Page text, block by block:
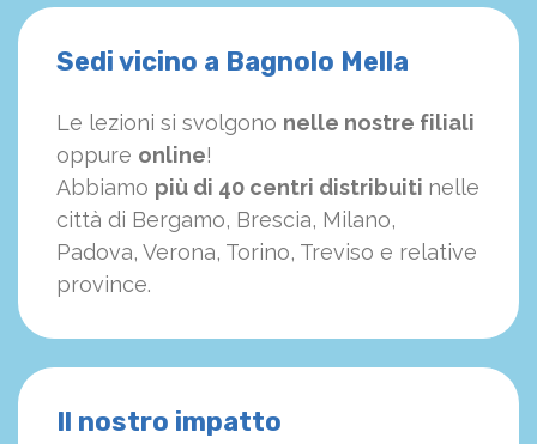
Sedi vicino a Bagnolo Mella
Le lezioni si svolgono nelle nostre filiali
oppure online!
Abbiamo più di 40 centri distribuiti nelle
città di Bergamo, Brescia, Milano,
Padova, Verona, Torino, Treviso e relative
province.
Il nostro impatto